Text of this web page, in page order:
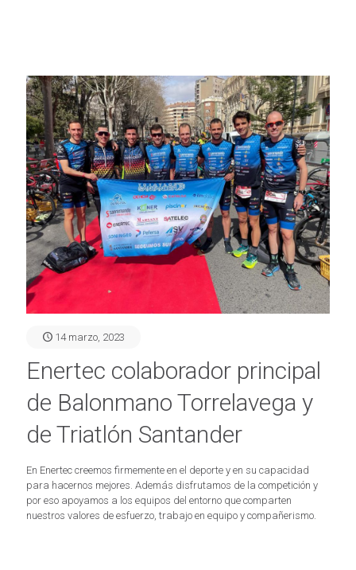
14 marzo, 2023
Enertec colaborador principal
de Balonmano Torrelavega y
de Triatlón Santander
En Enertec creemos firmemente en el deporte y en su capacidad
para hacernos mejores. Además disfrutamos de la competición y
por eso apoyamos a los equipos del entorno que comparten
nuestros valores de esfuerzo, trabajo en equipo y compañerismo.